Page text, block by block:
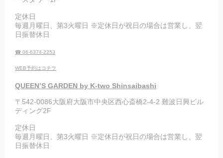
定休日
毎週月曜日、第3火曜日 ※定休日が祝日の場合は営業し、翌
日振替休日
☎ 06-6374-2253
WEB予約はコチラ
QUEEN’S GARDEN by K-two Shinsaibashi
〒542-0086大阪府大阪市中央区西心斎橋2-4-2 難波日興ビル
ディング2F
定休日
毎週月曜日、第3火曜日 ※定休日が祝日の場合は営業し、翌
日振替休日